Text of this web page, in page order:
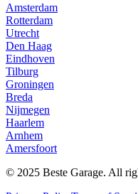
Amsterdam
Rotterdam
Utrecht
Den Haag
Eindhoven
Tilburg
Groningen
Breda
Nijmegen
Haarlem
Arnhem
Amersfoort
© 2025 Beste Garage. All